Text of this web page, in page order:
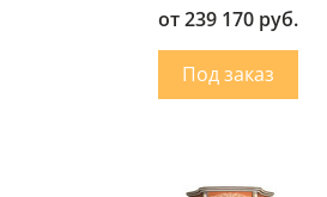
от 239 170 руб.